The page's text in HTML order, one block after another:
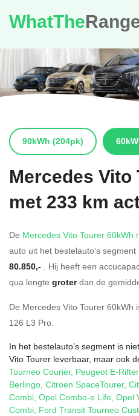
WhatThe
90kWh (204pk)
Mercedes Vito
met 233 km
De Mercedes Vito Tourer 60kWh
auto uit het bestelauto’s
80.850,- . Hij heeft een
qua lengte groterdan de
De Mercedes Vito Tourer 60kWh
126 L3 Pro.
In het bestelauto’s segment is
Vito Tourer leverbaar, maar ook
Tourneo Courier, Peugeot E-Rifter
Berlingo, Citroen SpaceTourer,
Combi, Opel Combo-e Life, Opel
Combi, Ford Transit Tourneo